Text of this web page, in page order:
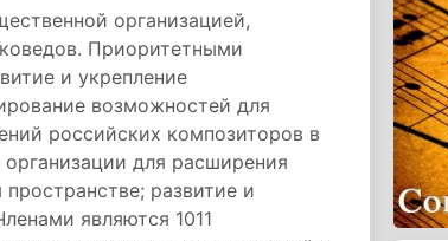
организацией,
Приоритетными
и укрепление
возможностей для
российских композиторов в
для расширения
развитие и
являются 1011